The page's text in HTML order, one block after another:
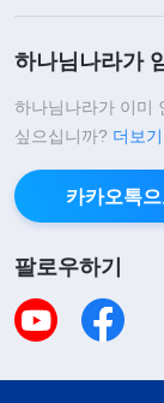
하나님나라가
하나님나라가 이미
싶으십니까? 더보기
카카오톡으
팔로우하기